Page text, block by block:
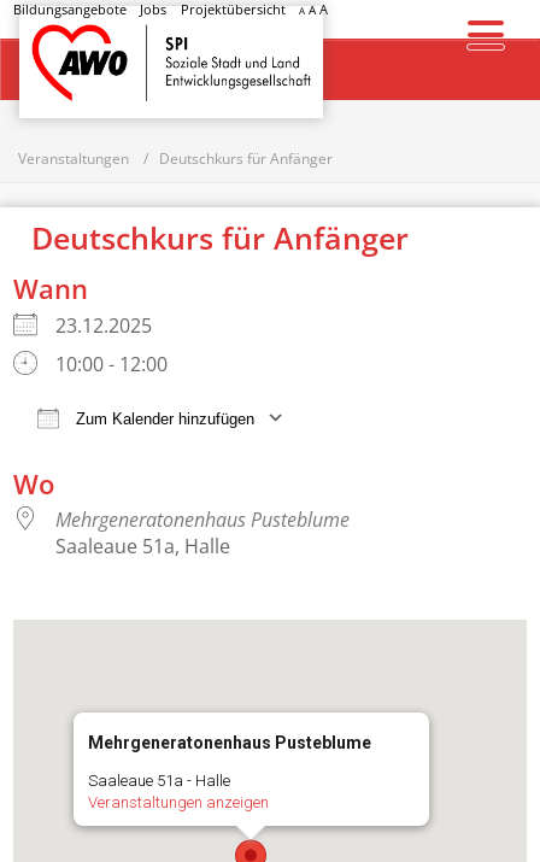
Bildungsangebote Jobs Projektübersicht A AA
Startseite
Veranstaltungen Deutschkurs für Anfänger
Deutschkurs für Anfänger
Wann
23.12.2025
10:00 - 12:00
Zum Kalender hinzufügen
Wo
Mehrgeneratonenhaus Pusteblume
Saaleaue 51a, Halle
Mehrgeneratonenhaus Pusteblume
Saaleaue 51a - Halle
Veranstaltungen anzeigen